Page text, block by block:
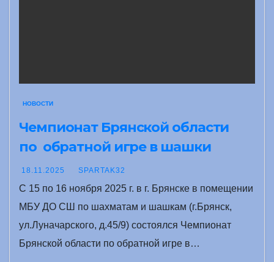
НОВОСТИ
Чемпионат Брянской области
по обратной игре в шашки
18.11.2025 SPARTAK32
С 15 по 16 ноября 2025 г. в г. Брянске в помещении
МБУ ДО СШ по шахматам и шашкам (г.Брянск,
ул.Луначарского, д.45/9) состоялся Чемпионат
Брянской области по обратной игре в…